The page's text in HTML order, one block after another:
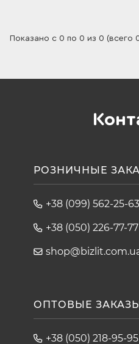
Показано с 0 по 0 из 0 (всего
РОЗНИЧНЫЕ
+38 (099) 562-25-63
+38 (050) 226-77-77
ОПТОВЫЕ
+38 (050) 218-95-95